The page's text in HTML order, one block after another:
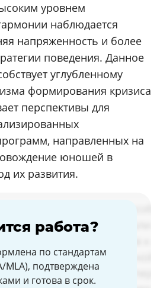
уровнем
наблюдается
напряженность и более
поведения. Данное
углубленному
формирования кризиса
перспективы для
направленных на
юношей в
их развития.
работа?
по стандартам
MLA), подтверждена
и готова в срок.